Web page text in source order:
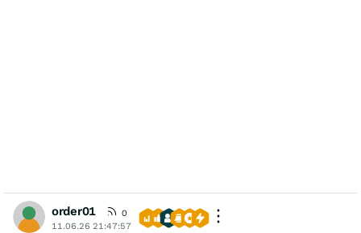
order01
0
11.06.26 21:47:57